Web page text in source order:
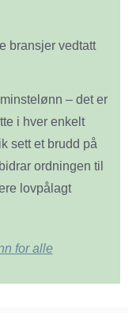
bransjer vedtatt
– det er
i hver enkelt
sett et brudd på
ordningen til
lovpålagt
for alle